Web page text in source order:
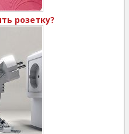
розетку?